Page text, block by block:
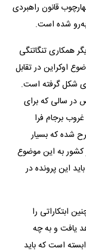
قانون راهبردی
شده است.
همکاری تنگاتنگی
اوکراین در تقابل
شکل گرفته است.
در سالی که برای
برجام فرا
شده که بسیار
به این موضوع
توجه دارند و فکر می‌کنم به ویژه از ابتدای سال ۱۴۰۴ باید این پرونده در
ابتکاراتی را
یافت و به چه
است که باید